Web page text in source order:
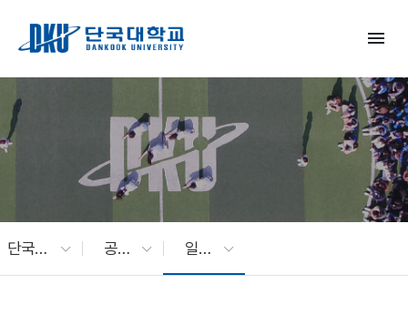
menu
단국대 소식 공지사항 일반공지